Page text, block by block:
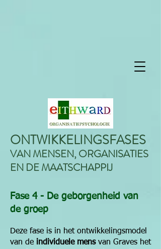
ONTWIKKELINGSFASES
VAN MENSEN, ORGANISATIES
EN DE MAATSCHAPPIJ
Fase 4 - De geborgenheid van
de groep
Deze fase is in het ontwikkelingsmodel
van de individuele mens van Graves het